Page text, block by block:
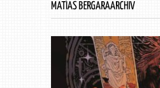
MATÍAS BERGARAARCHIV